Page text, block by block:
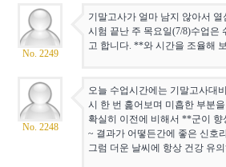
No. 2249
기말고사가 얼마 남지 않아서
시험 끝난 주 목요일(7/8)수업은
고 합니다. **와 시간을 조율해
No. 2248
오늘 수업시간에는 기말고사대
시 한 번 훑어보며 미흡한 부분
확실히 이전에 비해서 **군이
~ 결과가 어떻든간에 좋은 신호
그럼 더운 날씨에 항상 건강 유